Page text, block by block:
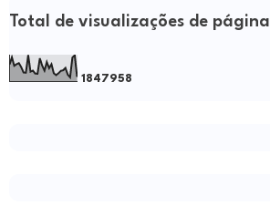
Total de visualizações de página
1 847958